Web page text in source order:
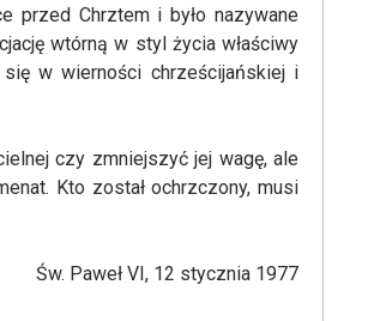
przed Chrztem i było nazywane
wtórną w styl życia właściwy
w wierności chrześcijańskiej i
czy zmniejszyć jej wagę, ale
Kto został ochrzczony, musi
Św. Paweł VI, 12 stycznia 1977